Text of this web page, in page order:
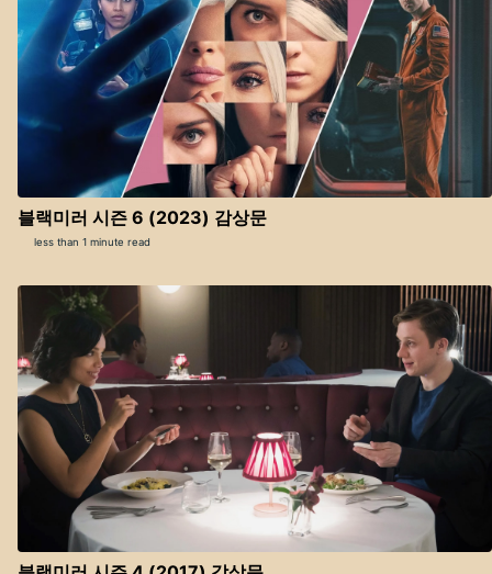
블랙미러 시즌 6 (2023) 감상문
less than 1 minute read